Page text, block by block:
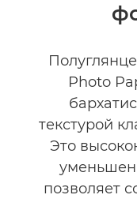
Photo
текстурой
Это
позволяет